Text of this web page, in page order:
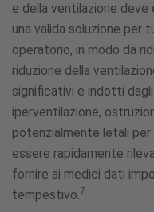
e della ventilazione
una valida soluzione per
operatorio, in modo da
riduzione della
significativi e indotti
iperventilazione,
potenzialmente letali
essere rapidamente
fornire ai medici dati
tempestivo.7